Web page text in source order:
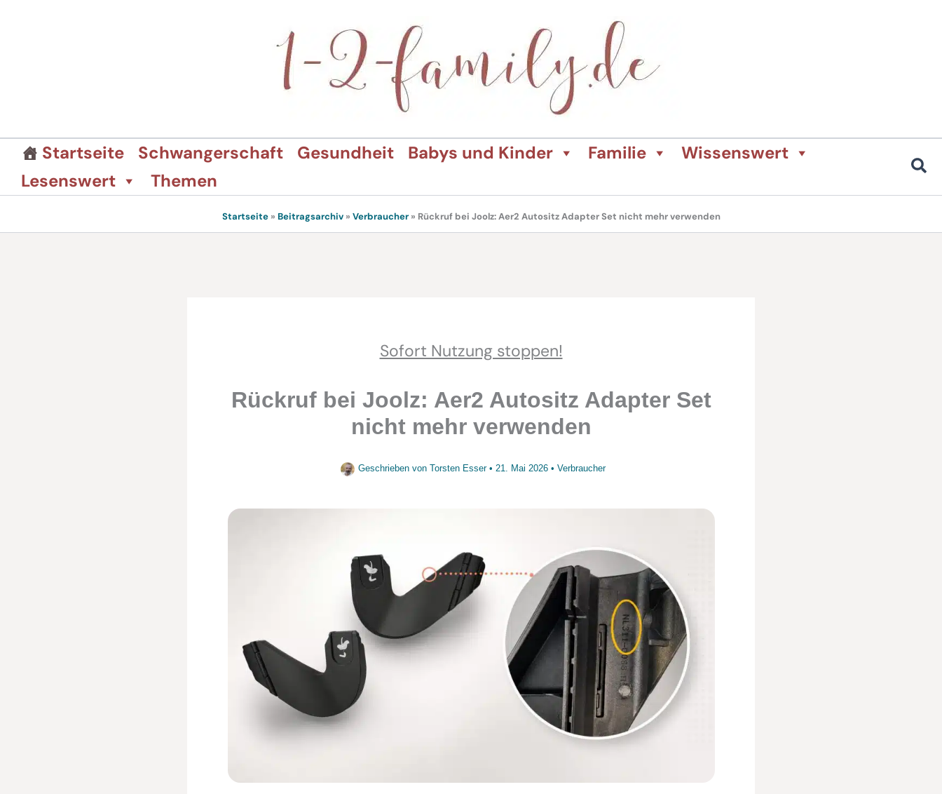
Startseite Schwangerschaft Gesundheit Babys und Kinder Familie
Wissenswert
Lesenswert
Themen
Startseite» Beitragsarchiv» Verbraucher» Rückruf bei Joolz: Aer2 Autositz Adapter Set nicht mehr verwenden
Sofort Nutzung stoppen!
Rückruf bei Joolz: Aer2 Autositz Adapter Set
nicht mehr verwenden
Geschrieben von Torsten Esser • 21. Mai 2026 • Verbraucher